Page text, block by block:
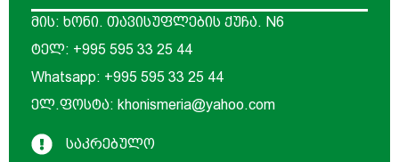
მის: ხონი. თავისუფლების ქუჩა. N6
ტელ: +995 595 33 25 44
Whatsapp: +995 595 33 25 44
ელ.ფოსტა: khonismeria@yahoo.com
საკრებულო